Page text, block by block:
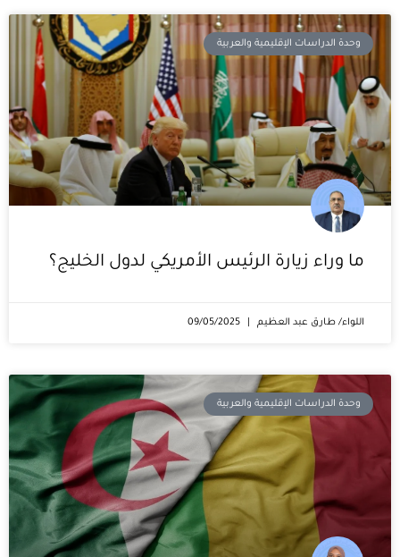
وحدة الدراسات الإقليمية والعربية
ما وراء زيارة الرئيس الأمريكي لدول الخليج؟
اللواء/ طارق عبد العظيم
وحدة الدراسات الإقليمية والعربية